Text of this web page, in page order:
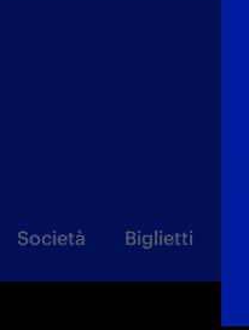
Società Biglietti